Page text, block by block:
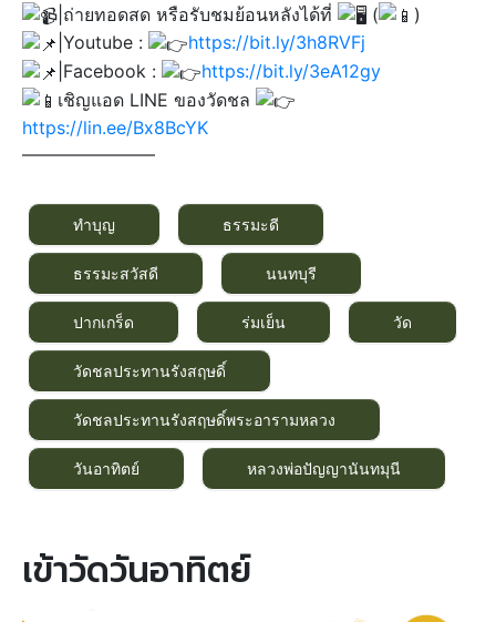
|ถ่ายทอดสด หรือรับชมย้อนหลังได้ที่
(
)​
|Youtube :
https://bit.ly/3h8RVFj
|Facebook :
https://bit.ly/3eA12gy
เชิญแอด LINE ของวัดชล
https://lin.ee/Bx8BcYK
———————–
ทำบุญ ธรรมะดี
ธรรมะสวัสดี นนทบุรี
ปากเกร็ด ร่มเย็น วัด
วัดชลประทานรังสฤษดิ์
วัดชลประทานรังสฤษดิ์พระอารามหลวง
วันอาทิตย์ หลวงพ่อปัญญานันทมุนี
เข้าวัดวันอาทิตย์